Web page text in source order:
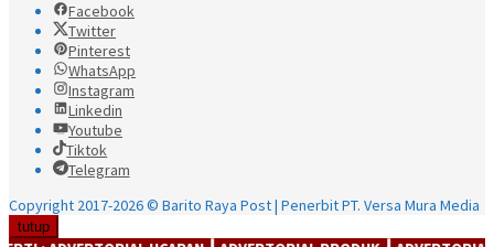
Facebook
Twitter
Pinterest
WhatsApp
Instagram
Linkedin
Youtube
Tiktok
Telegram
Copyright 2017-2026 © Barito Raya Post | Penerbit PT. Versa Mura Media
tutup